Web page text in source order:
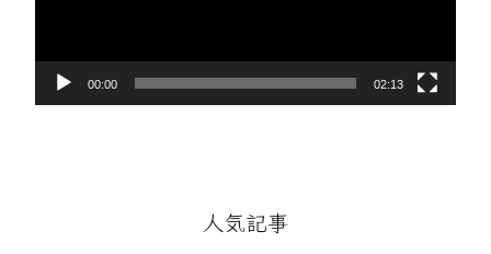
ー
00:00 02:13
人気記事